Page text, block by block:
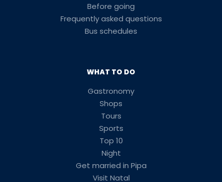
Before going
Frequently asked questions
Bus schedules
WHAT TO DO
Gastronomy
Shops
Tours
Sports
Top 10
Night
Get married in Pipa
Visit Natal